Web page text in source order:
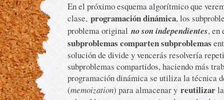
En el próximo esquema algorítmico que
clase, programación dinámica, los
problema original no son independientes, en
subproblemas comparten subproblemas
solución de divide y vencerás resolvería
subproblemas compartidos, haciendo más
programación dinámica se utiliza la técnica
(memoization) para almacenar y reutilizar